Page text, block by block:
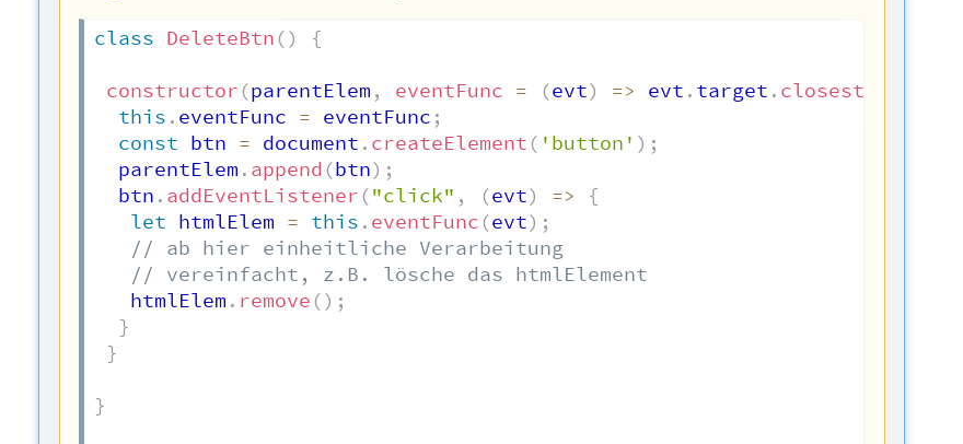
class DeleteBtn () {
constructor (parentElem , eventFunc = (evt) => evt . target . closest
this . eventFunc = eventFunc ;
const btn = document . createElement ( 'button' ) ;
  parentElem
. append (btn) ;
  btn
. addEventListener ("click" , (evt) =>
{
let htmlElem = this . eventFunc (evt) ;
// ab hier einheitliche Verarbeitung
// vereinfacht, z.B. lösche das htmlElement
   htmlElem
. remove () ;
}
}
}